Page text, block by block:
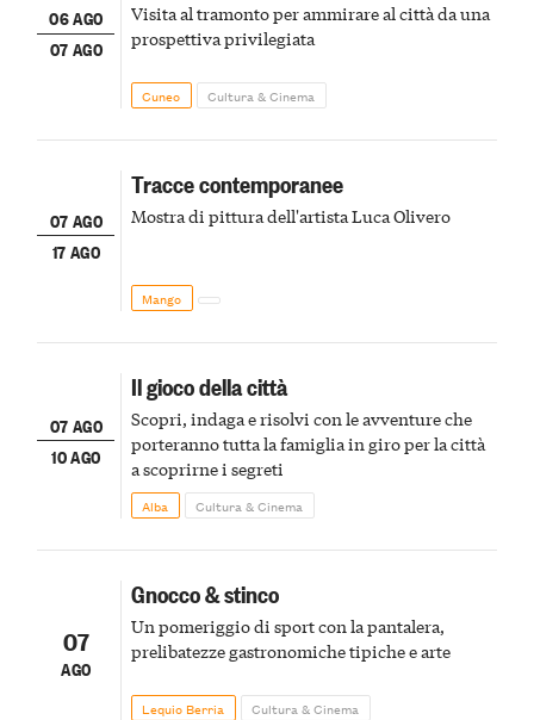
06 AGO
07 AGO
Visita al tramonto per ammirare al città da una
prospettiva privilegiata
Cuneo Cultura & Cinema
07 AGO
17 AGO
Tracce contemporanee
Mostra di pittura dell'artista Luca Olivero
Mango
07 AGO
10 AGO
Il gioco della città
Scopri, indaga e risolvi con le avventure che
porteranno tutta la famiglia in giro per la città
a scoprirne i segreti
Alba Cultura & Cinema
07
AGO
Gnocco & stinco
Un pomeriggio di sport con la pantalera,
prelibatezze gastronomiche tipiche e arte
Lequio Berria Cultura & Cinema